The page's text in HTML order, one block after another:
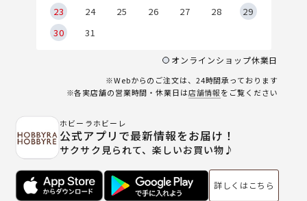
23
24 25 26 27 28
29
30
31
オンラインショップ休業日
※Webからのご注文は、24時間承っております
※各実店舗の営業時間・休業日は店舗情報をご覧ください
ホビーラホビーレ
公式アプリで最新情報をお届け！
サクサク見られて、楽しいお買い物♪
詳しくはこちら